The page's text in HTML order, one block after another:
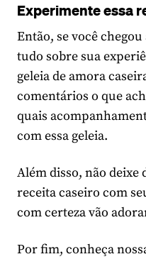
Experimente essa
Então, se você
tudo sobre sua
geleia de amora
comentários o que
quais
com essa geleia.
Além disso, não deixe
receita caseiro com
com certeza vão
Por fim, conheça